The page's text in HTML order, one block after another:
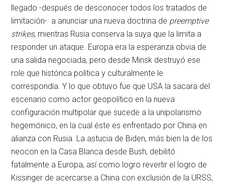
llegado -después de desconocer todos los tratados de
limitación- a anunciar una nueva doctrina de preemptive
strikes, mientras Rusia conserva la suya que la limita a
responder un ataque. Europa era la esperanza obvia de
una salida negociada, pero desde Minsk destruyó ese
role que histórica política y culturalmente le
correspondía. Y lo que obtuvo fue que USA la sacara del
escenario como actor geopolítico en la nueva
configuración multipolar que sucede a la unipolarismo
hegemónico, en la cual éste es enfrentado por China en
alianza con Rusia. La astucia de Biden, más bien la de los
neocon en la Casa Blanca desde Bush, debilitó
fatalmente a Europa, así como logro revertir el logro de
Kissinger de acercarse a China con exclusión de la URSS,